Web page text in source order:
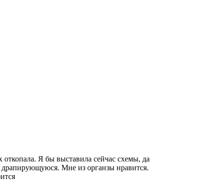
Я бы выставила сейчас схемы, да
Мне из органзы нравится.